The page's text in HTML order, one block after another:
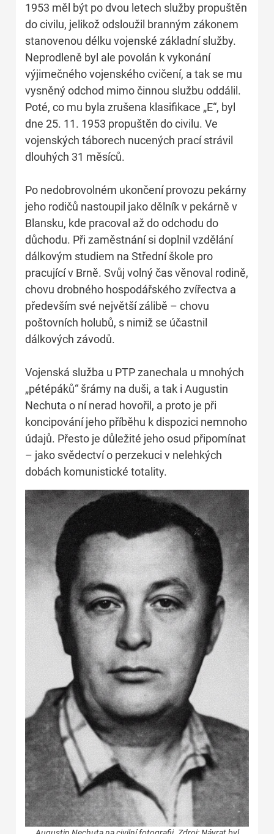
1953 měl být po dvou letech služby propuštěn
do civilu, jelikož odsloužil branným zákonem
stanovenou délku vojenské základní služby.
Neprodleně byl ale povolán k vykonání
výjimečného vojenského cvičení, a tak se mu
vysněný odchod mimo činnou službu oddálil.
Poté, co mu byla zrušena klasifikace „E“, byl
dne 25. 11. 1953 propuštěn do civilu. Ve
vojenských táborech nucených prací strávil
dlouhých 31 měsíců.
Po nedobrovolném ukončení provozu pekárny
jeho rodičů nastoupil jako dělník v pekárně v
Blansku, kde pracoval až do odchodu do
důchodu. Při zaměstnání si doplnil vzdělání
dálkovým studiem na Střední škole pro
pracující v Brně. Svůj volný čas věnoval rodině,
chovu drobného hospodářského zvířectva a
především své největší zálibě – chovu
poštovních holubů, s nimiž se účastnil
dálkových závodů.
Vojenská služba u PTP zanechala u mnohých
„pétépáků“ šrámy na duši, a tak i Augustin
Nechuta o ní nerad hovořil, a proto je při
koncipování jeho příběhu k dispozici nemnoho
údajů. Přesto je důležité jeho osud připomínat
– jako svědectví o perzekuci v nelehkých
dobách komunistické totality.